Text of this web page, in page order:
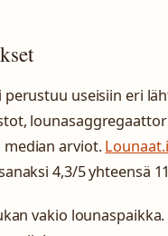
useisiin eri
median arviot.
4,3/5 yhteensä
vakio